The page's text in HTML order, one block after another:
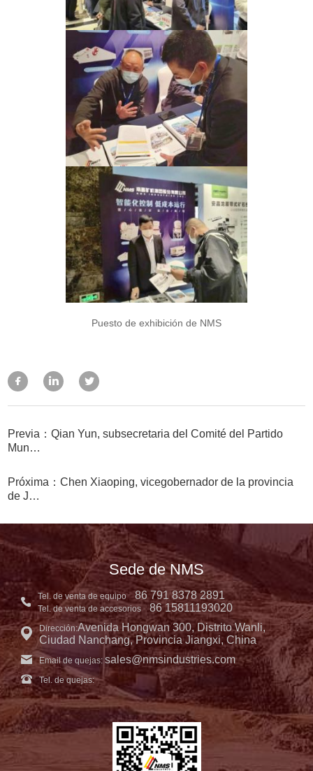
Puesto de exhibición de NMS
Previa：Qian Yun, subsecretaria del Comité del Partido
Mun…
Próxima：Chen Xiaoping, vicegobernador de la provincia
de J…
Sede de NMS
Tel. de venta de equipo 86 791 8378 2891
Tel. de venta de accesorios 86 15811193020
Dirección:Avenida Hongwan 300, Distrito Wanli,
Ciudad Nanchang, Provincia Jiangxi, China
Email de quejas: sales@nmsindustries.com
Tel. de quejas: